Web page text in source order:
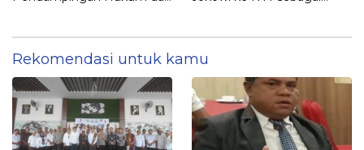
Rekomendasi untuk kamu